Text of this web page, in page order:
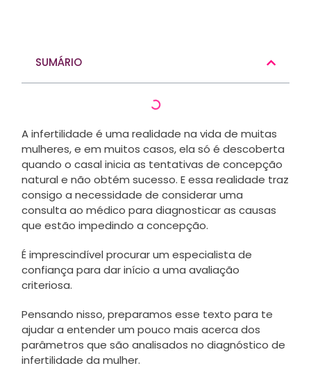
SUMÁRIO
A infertilidade é uma realidade na vida de muitas
mulheres, e em muitos casos, ela só é descoberta
quando o casal inicia as tentativas de concepção
natural e não obtém sucesso. E essa realidade traz
consigo a necessidade de considerar uma
consulta ao médico para diagnosticar as causas
que estão impedindo a concepção.
É imprescindível procurar um especialista de
confiança para dar início a uma avaliação
criteriosa.
Pensando nisso, preparamos esse texto para te
ajudar a entender um pouco mais acerca dos
parâmetros que são analisados no diagnóstico de
infertilidade da mulher.